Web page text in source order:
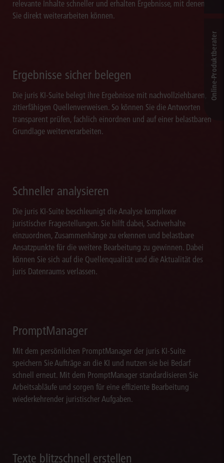
relevante Inhalte schneller und erhalten Ergebnisse, mit denen
Sie direkt weiterarbeiten können.
Ergebnisse sicher belegen
Die juris KI-Suite belegt ihre Ergebnisse mit nachvollziehbaren,
zitierfähigen Quellenverweisen. So können Sie die Antworten
transparent prüfen, fachlich einordnen und auf einer belastbaren
Grundlage weiterverarbeiten.
Schneller analysieren
Die juris KI-Suite beschleunigt die Analyse komplexer
juristischer Fragestellungen. Sie hilft dabei, Sachverhalte
einzuordnen, Zusammenhänge zu erkennen und belastbare
Ansatzpunkte für die weitere Bearbeitung zu gewinnen. Dabei
können Sie sich auf die Quellenqualität und die Aktualität des
juris Datenraums verlassen.
PromptManager
Mit dem persönlichen PromptManager der juris KI-Suite
speichern Sie Aufträge an die KI und nutzen sie bei Bedarf
schnell erneut. Mit dem PromptManager standardisieren Sie
Arbeitsabläufe und sorgen für eine effiziente Bearbeitung
wiederkehrender juristischer Aufgaben.
Texte blitzschnell erstellen
Online-Produkt­berater